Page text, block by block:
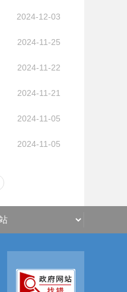
2024-12-03
2024-11-25
2024-11-22
2024-11-21
2024-11-05
2024-11-05